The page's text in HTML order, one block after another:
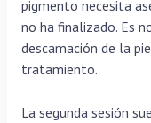
pigmento necesita
no ha finalizado. Es
descamación de la
tratamiento.
La segunda sesión